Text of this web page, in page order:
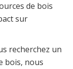
de bois
sur
recherchez un
bois, nous